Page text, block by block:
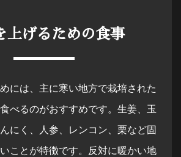
上げるための食事
には、主に寒い地方で栽培された
べるのがおすすめです。生姜、玉
にく、人参、レンコン、栗など固
ことが特徴です。反対に暖かい地